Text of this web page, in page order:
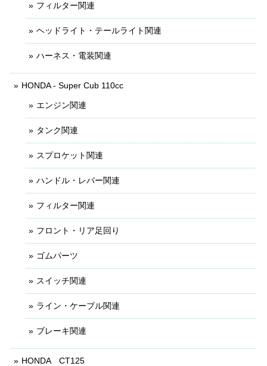
フィルター関連
ヘッドライト・テールライト関連
ハーネス・電装関連
HONDA - Super Cub 110cc
エンジン関連
タンク関連
スプロケット関連
ハンドル・レバー関連
フィルター関連
フロント・リア足回り
ゴムパーツ
スイッチ関連
ライン・ケーブル関連
ブレーキ関連
HONDA CT125